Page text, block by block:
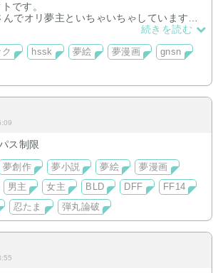
です。
でオリ夢主といちゃいちゃしています。
続きを読む
hssk 夢絵 夢漫画
gnsn
ス制限
夢創作 夢小説 夢絵
夢漫画
男主 女主 BLD DFF
FF14
忍たま 弾丸論破